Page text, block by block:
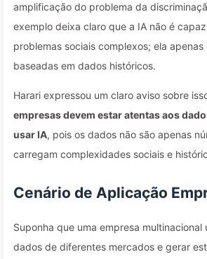
amplificação do problema da
exemplo deixa claro que a IA não é
problemas sociais complexos; ela
baseadas em dados históricos.
Harari expressou um claro aviso sobre
empresas devem estar atentas aos
usar IA, pois os dados não são apenas
carregam complexidades sociais e
Cenário de Aplicação
Suponha que uma empresa multinacional
dados de diferentes mercados e gerar